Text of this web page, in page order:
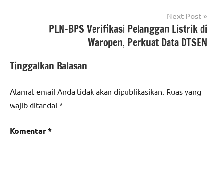
Next Post
PLN–BPS Verifikasi Pelanggan Listrik di
Waropen, Perkuat Data DTSEN
Tinggalkan Balasan
Alamat email Anda tidak akan dipublikasikan. Ruas yang
wajib ditandai *
Komentar*